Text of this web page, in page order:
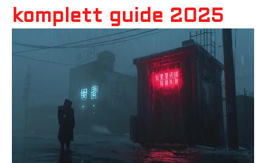
komplett guide 2025